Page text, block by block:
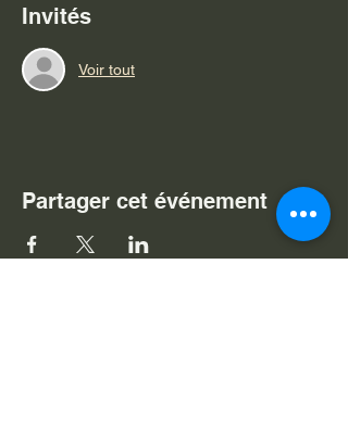
Invités
Voir tout
Partager cet événement